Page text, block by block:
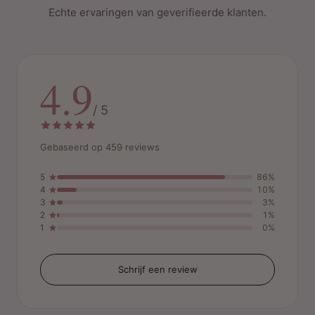
Echte ervaringen van geverifieerde klanten.
4.9/ 5
Gebaseerd op 459 reviews
5
86%
4
10%
3
3%
2
1%
1
0%
Schrijf een review